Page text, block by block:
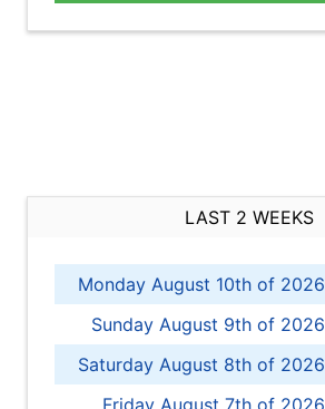
LAST 2 WEEKS
Monday August 10th of 2026
Sunday August 9th of 2026
Saturday August 8th of 2026
Friday August 7th of 2026